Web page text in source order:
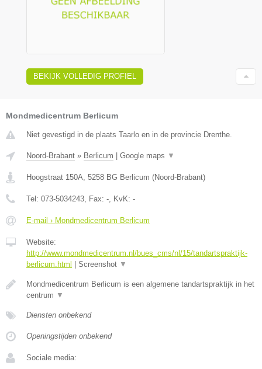
BEKIJK VOLLEDIG PROFIEL
Mondmedicentrum Berlicum
Niet gevestigd in de plaats Taarlo en in de provincie Drenthe.
Noord-Brabant » Berlicum Google maps ▼
Hoogstraat 150A, 5258 BG Berlicum (Noord-Brabant)
Tel: 073-5034243, Fax: -, KvK: -
E-mail › Mondmedicentrum Berlicum
Website:
http://www.mondmedicentrum.nl/bues_cms/nl/15/tandartspraktijk-
berlicum.html
Screenshot ▼
Mondmedicentrum Berlicum is een algemene tandartspraktijk in het
centrum ▼
Diensten onbekend
Openingstijden onbekend
Sociale media: